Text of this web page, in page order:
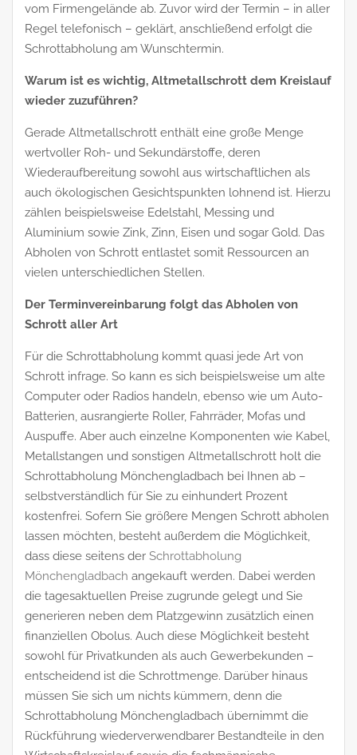
vom Firmengelände ab. Zuvor wird der Termin – in aller
Regel telefonisch – geklärt, anschließend erfolgt die
Schrottabholung am Wunschtermin.
Warum ist es wichtig, Altmetallschrott dem Kreislauf
wieder zuzuführen?
Gerade Altmetallschrott enthält eine große Menge
wertvoller Roh- und Sekundärstoffe, deren
Wiederaufbereitung sowohl aus wirtschaftlichen als
auch ökologischen Gesichtspunkten lohnend ist. Hierzu
zählen beispielsweise Edelstahl, Messing und
Aluminium sowie Zink, Zinn, Eisen und sogar Gold. Das
Abholen von Schrott entlastet somit Ressourcen an
vielen unterschiedlichen Stellen.
Der Terminvereinbarung folgt das Abholen von
Schrott aller Art
Für die Schrottabholung kommt quasi jede Art von
Schrott infrage. So kann es sich beispielsweise um alte
Computer oder Radios handeln, ebenso wie um Auto-
Batterien, ausrangierte Roller, Fahrräder, Mofas und
Auspuffe. Aber auch einzelne Komponenten wie Kabel,
Metallstangen und sonstigen Altmetallschrott holt die
Schrottabholung Mönchengladbach bei Ihnen ab –
selbstverständlich für Sie zu einhundert Prozent
kostenfrei. Sofern Sie größere Mengen Schrott abholen
lassen möchten, besteht außerdem die Möglichkeit,
dass diese seitens der Schrottabholung
Mönchengladbach angekauft werden. Dabei werden
die tagesaktuellen Preise zugrunde gelegt und Sie
generieren neben dem Platzgewinn zusätzlich einen
finanziellen Obolus. Auch diese Möglichkeit besteht
sowohl für Privatkunden als auch Gewerbekunden –
entscheidend ist die Schrottmenge. Darüber hinaus
müssen Sie sich um nichts kümmern, denn die
Schrottabholung Mönchengladbach übernimmt die
Rückführung wiederverwendbarer Bestandteile in den